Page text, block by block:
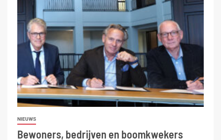
NIEUWS
Bewoners, bedrijven en boomkwekers